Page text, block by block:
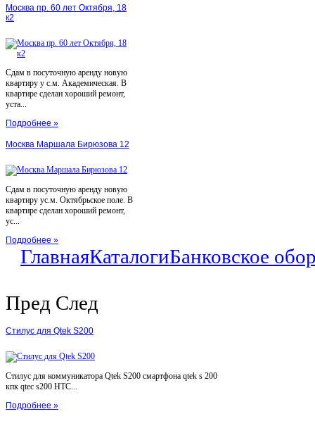
Москва пр. 60 лет Октября, 18
к2
Сдам в посуточную аренду новую
квартиру у с.м. Академическая. В
квартире сделан хороший ремонт,
уста...
Подробнее »
Москва Маршала Бирюзова 12
Сдам в посуточную аренду новую
квартиру ус.м. Октябрьское поле. В
квартире сделан хороший ремонт,
ус...
Подробнее »
ГлавнаяКаталогиБанковское
Пред След
Стилус для Qtek S200
Стилус для коммуникатора Qtek S200 смартфона qtek s 200
кпк qtec s200 HTC...
Подробнее »